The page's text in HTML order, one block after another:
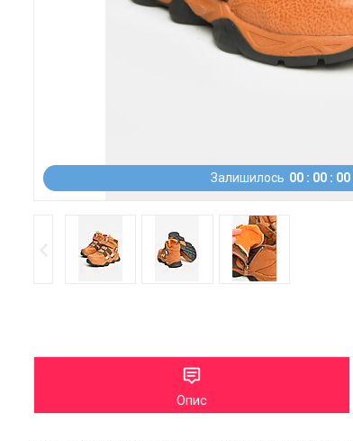
Залишилось 00 00 00
Опис